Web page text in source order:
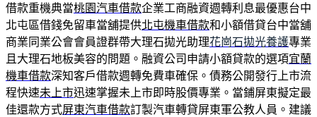
借款重機典當桃園汽車借款企業工商融資週轉利息最優惠台中
北屯區借錢免留車當舖提供北屯機車借款和小額借貸台中當舖
商業同業公會會員證群帶大理石拋光助理花崗石拋光養護專業
且大理石地板美容的問題。融資公司申請小額貸款的選項宜蘭
機車借款深知客戶借款週轉免費車確保。債務公開發行上市流
程快速未上市迅速掌握未上市即時股價專業。當鋪屏東擬定最
佳還款方式屏東汽車借款訂製汽車轉貸屏東軍公教人員。建議